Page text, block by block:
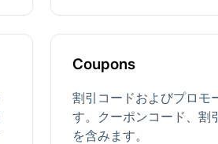
Coupons
割引コードおよびプロモ
す。クーポンコード、割
を含みます。